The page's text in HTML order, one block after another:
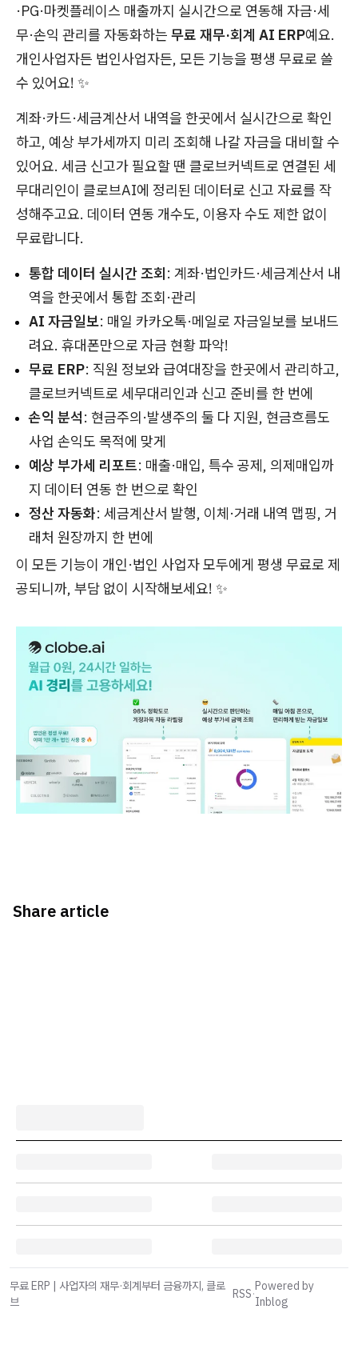
·PG·마켓플레이스 매출까지 실시간으로 연동해 자금·세
무·손익 관리를 자동화하는 무료 재무·회계 AI ERP예요.
개인사업자든 법인사업자든, 모든 기능을 평생 무료로 쓸
수 있어요! ✨
계좌·카드·세금계산서 내역을 한곳에서 실시간으로 확인
하고, 예상 부가세까지 미리 조회해 나갈 자금을 대비할 수
있어요. 세금 신고가 필요할 땐 클로브커넥트로 연결된 세
무대리인이 클로브AI에 정리된 데이터로 신고 자료를 작
성해주고요. 데이터 연동 개수도, 이용자 수도 제한 없이
무료랍니다.
통합 데이터 실시간 조회: 계좌·법인카드·세금계산서 내
역을 한곳에서 통합 조회·관리
AI 자금일보: 매일 카카오톡·메일로 자금일보를 보내드
려요. 휴대폰만으로 자금 현황 파악!
무료 ERP: 직원 정보와 급여대장을 한곳에서 관리하고,
클로브커넥트로 세무대리인과 신고 준비를 한 번에
손익 분석: 현금주의·발생주의 둘 다 지원, 현금흐름도
사업 손익도 목적에 맞게
예상 부가세 리포트: 매출·매입, 특수 공제, 의제매입까
지 데이터 연동 한 번으로 확인
정산 자동화: 세금계산서 발행, 이체·거래 내역 맵핑, 거
래처 원장까지 한 번에
이 모든 기능이 개인·법인 사업자 모두에게 평생 무료로 제
공되니까, 부담 없이 시작해보세요! ✨
Share article
무료 ERP | 사업자의 재무·회계부터 금융까지, 클로
브
RSS·
Powered by
Inblog